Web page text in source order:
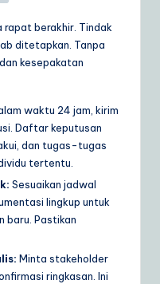
rapat berakhir. Tindak
ditetapkan. Tanpa
kesepakatan
waktu 24 jam, kirim
Daftar keputusan
dan tugas-tugas
tertentu.
Sesuaikan jadwal
lingkup untuk
baru. Pastikan
Minta stakeholder
ringkasan. Ini